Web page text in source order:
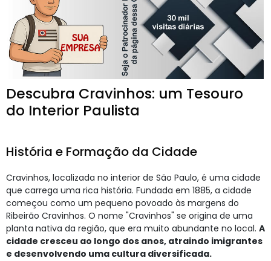
Descubra Cravinhos: um Tesouro
do Interior Paulista
História e Formação da Cidade
Cravinhos, localizada no interior de São Paulo, é uma cidade
que carrega uma rica história. Fundada em 1885, a cidade
começou como um pequeno povoado às margens do
Ribeirão Cravinhos. O nome "Cravinhos" se origina de uma
planta nativa da região, que era muito abundante no local. A
cidade cresceu ao longo dos anos, atraindo imigrantes
e desenvolvendo uma cultura diversificada.